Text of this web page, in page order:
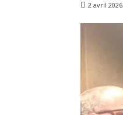
2 avril 2026